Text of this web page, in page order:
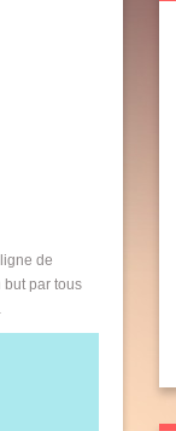
de
but par tous